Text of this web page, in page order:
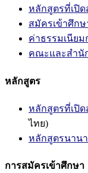
หลักสูตรที่เปิ
สมัครเข้าศึกษ
ค่าธรรมเนียม
คณะและสำนั
หลักสูตร
หลักสูตรที่เปิ
ไทย)
หลักสูตรนาน
การสมัครเข้าศึกษา